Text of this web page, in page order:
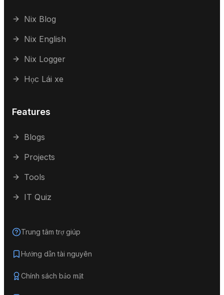
Nix Blog
Nix English
Nix Logger
Học Lái xe
Features
Blogs
Projects
Tools
IT Quiz
Trung tâm trợ giúp
Hướng dẫn tài nguyên
Chính sách bảo mật